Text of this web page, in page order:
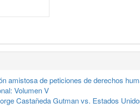
amistosa de peticiones de derechos
Volumen V
Castañeda Gutman vs. Estados